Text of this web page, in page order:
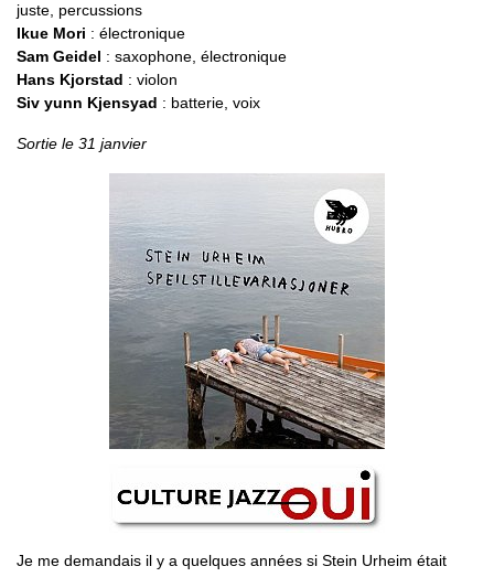
juste, percussions
Ikue Mori : électronique
Sam Geidel : saxophone, électronique
Hans Kjorstad : violon
Siv yunn Kjensyad : batterie, voix
Sortie le 31 janvier
Je me demandais il y a quelques années si Stein Urheim était